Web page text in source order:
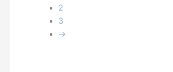
2
3
→